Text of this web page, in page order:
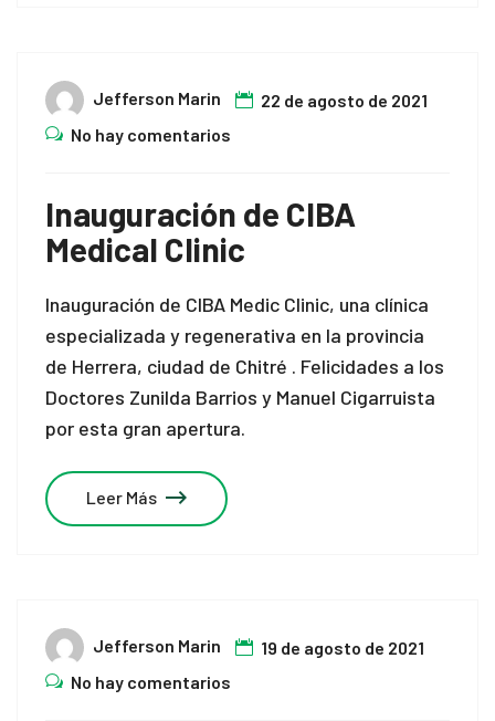
Jefferson Marin
22 de agosto de 2021
No hay comentarios
Inauguración de CIBA
Medical Clinic
Inauguración de CIBA Medic Clinic, una clínica
especializada y regenerativa en la provincia
de Herrera, ciudad de Chitré . Felicidades a los
Doctores Zunilda Barrios y Manuel Cigarruista
por esta gran apertura.
Leer Más
Jefferson Marin
19 de agosto de 2021
No hay comentarios